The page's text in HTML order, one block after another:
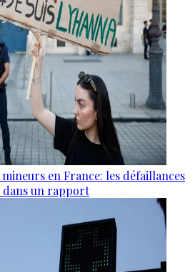
en France: les défaillances
dans un rapport